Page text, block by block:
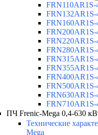
ПЧ Frenic-Mega 0,4-630
Технические
Mega